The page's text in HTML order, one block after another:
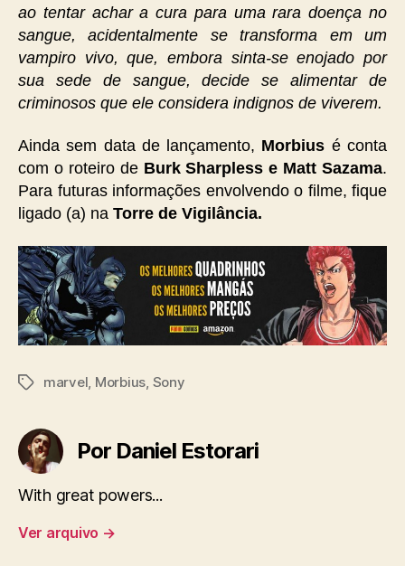
ao tentar achar a cura para uma rara doença no
sangue, acidentalmente se transforma em um
vampiro vivo, que, embora sinta-se enojado por
sua sede de sangue, decide se alimentar de
criminosos que ele considera indignos de viverem.
Ainda sem data de lançamento, Morbius é conta
com o roteiro de Burk Sharpless e Matt Sazama.
Para futuras informações envolvendo o filme, fique
ligado (a) na Torre de Vigilância.
Tagsmarvel, Morbius, Sony
Por Daniel Estorari
With great powers...
Ver arquivo →